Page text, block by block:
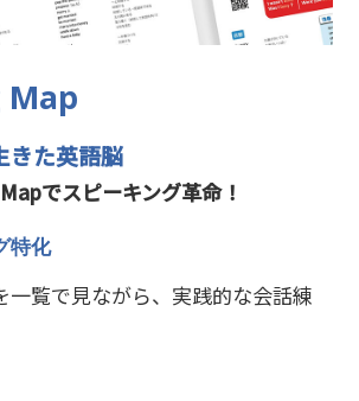
Map
きた英語脳
でスピーキング革命！
特化
一覧で見ながら、実践的な会話練